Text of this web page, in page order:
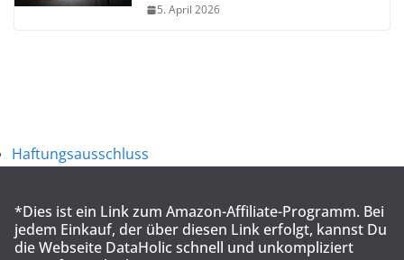
5. April 2026
Haftungsausschluss
*Dies ist ein Link zum Amazon-Affiliate-Programm. Bei
jedem Einkauf, der über diesen Link erfolgt, kannst Du
die Webseite DataHolic schnell und unkompliziert